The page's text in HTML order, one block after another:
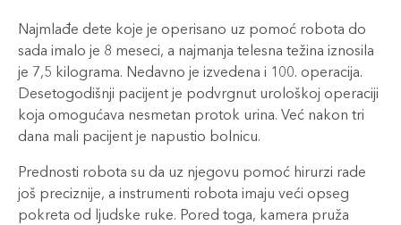
Najmlađe dete koje je operisano uz pomoć robota do
sada imalo je 8 meseci, a najmanja telesna težina iznosila
je 7,5 kilograma. Nedavno je izvedena i 100. operacija.
Desetogodišnji pacijent je podvrgnut urološkoj operaciji
koja omogućava nesmetan protok urina. Već nakon tri
dana mali pacijent je napustio bolnicu.
Prednosti robota su da uz njegovu pomoć hirurzi rade
još preciznije, a instrumenti robota imaju veći opseg
pokreta od ljudske ruke. Pored toga, kamera pruža